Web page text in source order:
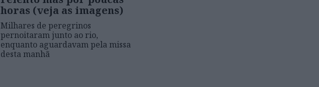
horas (veja as imagens)
Milhares de peregrinos
pernoitaram junto ao rio,
enquanto aguardavam pela missa
desta manhã